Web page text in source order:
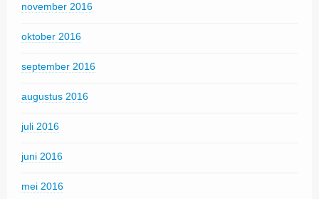
november 2016
oktober 2016
september 2016
augustus 2016
juli 2016
juni 2016
mei 2016